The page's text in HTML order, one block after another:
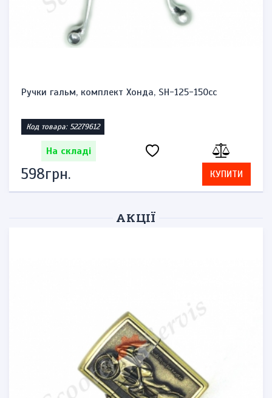
Ручки гальм, комплект Хонда, SH-125-150cc
Код товара: 52279612
На складі
598грн. КУПИТИ
АКЦІЇ